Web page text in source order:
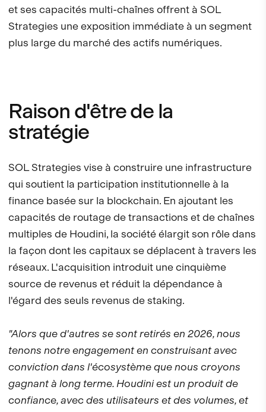
et ses capacités multi-chaînes offrent à SOL
Strategies une exposition immédiate à un segment
plus large du marché des actifs numériques.
Raison d'être de la
stratégie
SOL Strategies vise à construire une infrastructure
qui soutient la participation institutionnelle à la
finance basée sur la blockchain. En ajoutant les
capacités de routage de transactions et de chaînes
multiples de Houdini, la société élargit son rôle dans
la façon dont les capitaux se déplacent à travers les
réseaux. L'acquisition introduit une cinquième
source de revenus et réduit la dépendance à
l'égard des seuls revenus de staking.
"Alors que d'autres se sont retirés en 2026, nous
tenons notre engagement en construisant avec
conviction dans l'écosystème que nous croyons
gagnant à long terme. Houdini est un produit de
confiance, avec des utilisateurs et des volumes, et